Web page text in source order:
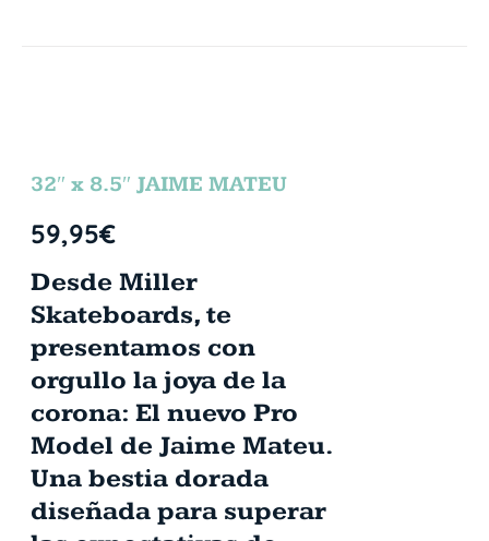
32″ x 8.5″ JAIME MATEU
59,95€
Desde Miller
Skateboards, te
presentamos con
orgullo la joya de la
corona: El nuevo Pro
Model de Jaime Mateu.
Una bestia dorada
diseñada para superar